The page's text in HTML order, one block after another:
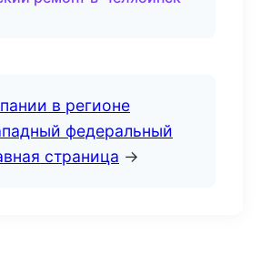
в регионе
федеральный
страница →